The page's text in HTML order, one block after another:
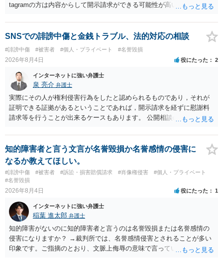
tagramの方は内容からして開示請求ができる可能性が高いでしょう。
いでしょう。７月中にアカウントが削除されている場合、今から進め
ても失敗する可能性が高いように思われます。 相手を特定できた場
合、相手に全ての弁護士費用を負担させることは可能でしょうか？ →
訴訟外の交渉で相手方が認めれば負担させることができるでしょう。
訴訟で判決となった場合は、実際の弁護士費用が認められる場合と認
められない場合があり何ともいえないところでしょう。
SNSでの誹謗中傷と金銭トラブル、法的対応の相談
#誹謗中傷 #被害者 #個人・プライベート #名誉毀損
2026年8月4日 役にたった 2
インターネットに強い弁護士
泉 亮介 弁護士
実際にその人が権利侵害行為をしたと認められるものであり，それが
証明できる証拠があるということであれば，開示請求を経ずに慰謝料
請求等を行うことが出来るケースもあります。 公開相談の場では回答
に個別に相談されると良いでしょう。
知的障害者と言う文言が名誉毀損か名誉感情の侵害に
なるか教えてほしい。
#誹謗中傷 #被害者 #訴訟・損害賠償請求 #肖像権侵害
#個人・プライベート
#名誉毀損
2026年8月4日 役にたった 1
インターネットに強い弁護士
稲葉 進太郎 弁護士
知的障害がないのに知的障害者と言うのは名誉毀損または名誉感情の
侵害になりますか？ →裁判所では、名誉感情侵害とされることが多い
印象です。ご指摘のとおり、文脈上侮辱の意味で言っている点も加味